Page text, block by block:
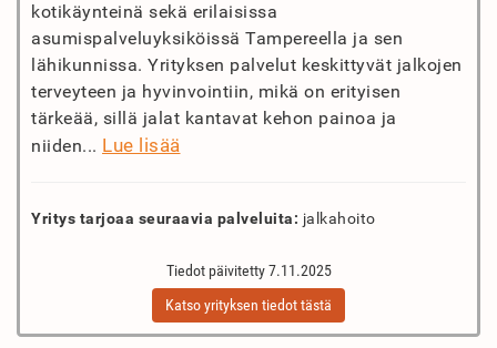
kotikäynteinä sekä erilaisissa
asumispalveluyksiköissä Tampereella ja sen
lähikunnissa. Yrityksen palvelut keskittyvät jalkojen
terveyteen ja hyvinvointiin, mikä on erityisen
tärkeää, sillä jalat kantavat kehon painoa ja
niiden... Lue lisää
Yritys tarjoaa seuraavia palveluita: jalkahoito
Tiedot päivitetty 7.11.2025
Katso yrityksen tiedot tästä